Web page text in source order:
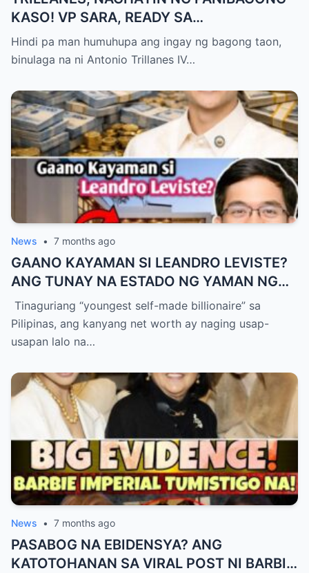
KASO! VP SARA, READY SA
IMPEACHMENT SA PEBRERO 6? ALAMIN
ANG MGA BABALA!
Hindi pa man humuhupa ang ingay ng bagong taon,
binulaga na ni Antonio Trillanes IV…
News • 7 months ago
GAANO KAYAMAN SI LEANDRO LEVISTE?
ANG TUNAY NA ESTADO NG YAMAN NG
“BATANG GENIUS” NGAYONG 2026!
Tinaguriang “youngest self-made billionaire” sa
Pilipinas, ang kanyang net worth ay naging usap-
usapan lalo na…
News • 7 months ago
PASABOG NA EBIDENSYA? ANG
KATOTOHANAN SA VIRAL POST NI BARBIE